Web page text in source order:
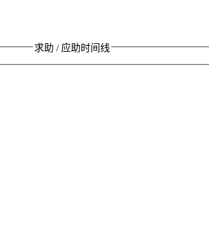
求助 / 应助时间线